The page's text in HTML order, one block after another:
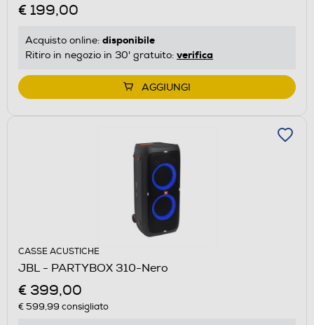
€ 199,00
Acquisto online: disponibile
Ritiro in negozio in 30' gratuito: verifica
AGGIUNGI
CASSE ACUSTICHE
JBL - PARTYBOX 310-Nero
€ 399,00
€ 599,99 consigliato